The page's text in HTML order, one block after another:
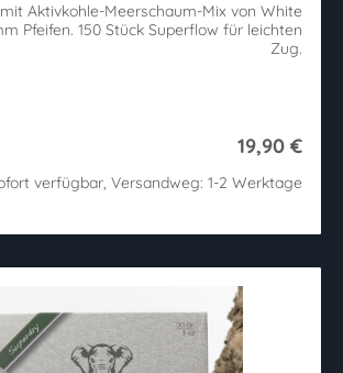
Aktivkohle-Meerschaum-Mix von White
Pfeifen. 150 Stück Superflow für leichten
Zug.
19,90 €
verfügbar, Versandweg: 1-2 Werktage